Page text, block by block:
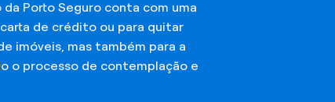
Porto Seguro conta com uma
de crédito ou para quitar
imóveis, mas também para a
o processo de contemplação e